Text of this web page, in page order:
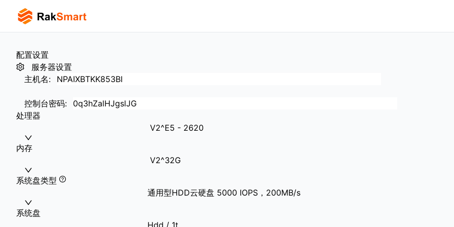
配置设置
服务器设置
主机名:
控制台密码:
处理器
V2^E5 - 2620
内存
V2^32G
系统盘类型
通用型HDD云硬盘 5000 IOPS，200MB/s
系统盘
Hdd / 1t